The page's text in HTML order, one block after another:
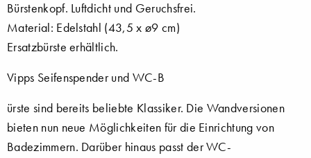
Bürstenkopf. Luftdicht und Geruchsfrei.
Material: Edelstahl (43,5 x ø9 cm)
Ersatzbürste erhältlich.
Vipps Seifenspender und WC-B
ürste sind bereits beliebte Klassiker. Die Wandversionen
bieten nun neue Möglichkeiten für die Einrichtung von
Badezimmern. Darüber hinaus passt der WC-